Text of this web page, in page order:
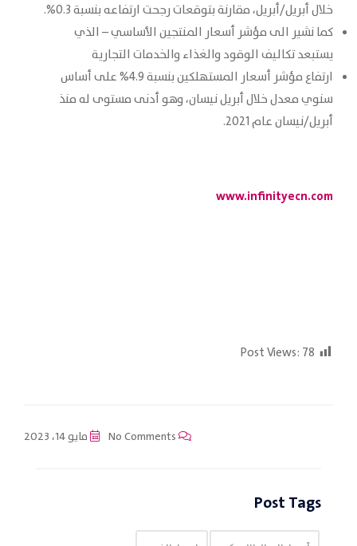
خلال أبريل/أبريل، مقارنة ‏بتوقعات رجحت ارتفاعه بنسبة 0.3%.‏
كما نشير الى مؤشر أسعار المنتجين الأساسي – الذي
يستبعد تكاليف الوقود ‏والغذاء والخدمات التجارية
‏ارتفاع مؤشر أسعار المستهلكين بنسبة 4.9% على أساس
سنوي معدل خلال أبريل ‏نيسان، وهو أدنى مستوى له منذ
أبريل/نيسان عام 2021.‏
www.infinityecn.com
Post Views: 78
مايو 14، 2023
Post Tags